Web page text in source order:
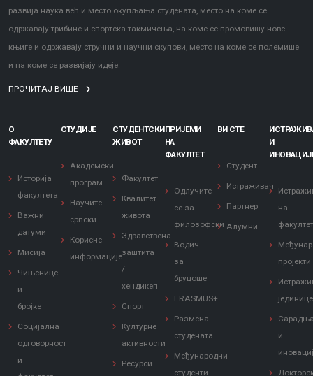
развија наука већ и место окупљања студената, место на коме се
одржавају трибине и спортска такмичења, на коме се промовишу нове
књиге и одржавају стручни и научни скупови, место на коме се полемише
и на коме се развијају идеје.
ПРОЧИТАЈ ВИШЕ
О
ФАКУЛТЕТУ
Историја
факултета
Важни
датуми
Мисија
Чињенице
и
бројке
Социјална
одговорност
и
СТУДИЈЕ
Академски
програм
Научите
српски
Корисне
информације
СТУДЕНТСКИ
ЖИВОТ
Факултет
Квалитет
живота
Здравствена
заштита
/
хендикеп
Спорт
Културне
активности
Ресурси
ПРИЈЕМИ
НА
ФАКУЛТЕТ
Одлучите
се за
филозофски
Водич
за
бруцоше
ERASMUS+
Размена
студената
Међународни
студенти
ВИ СТЕ
Студент
Истраживач
Партнер
Алумни
И
на
пројекти
јединице
и